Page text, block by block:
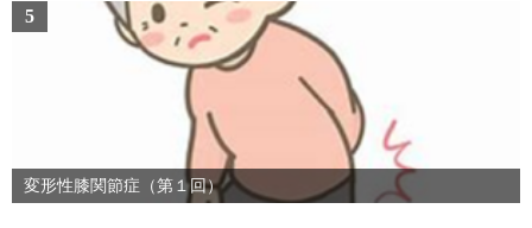
5
変形性膝関節症（第１回）